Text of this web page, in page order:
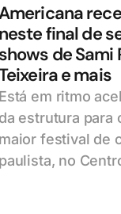
neste final de
shows de Sami
e mais
Está em ritmo
da estrutura para
maior festival de
paulista, no